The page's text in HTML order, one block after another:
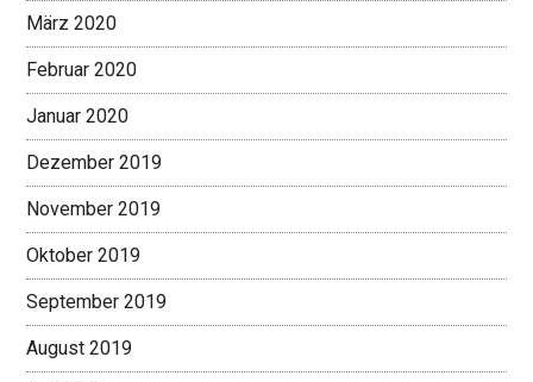
März 2020
Februar 2020
Januar 2020
Dezember 2019
November 2019
Oktober 2019
September 2019
August 2019